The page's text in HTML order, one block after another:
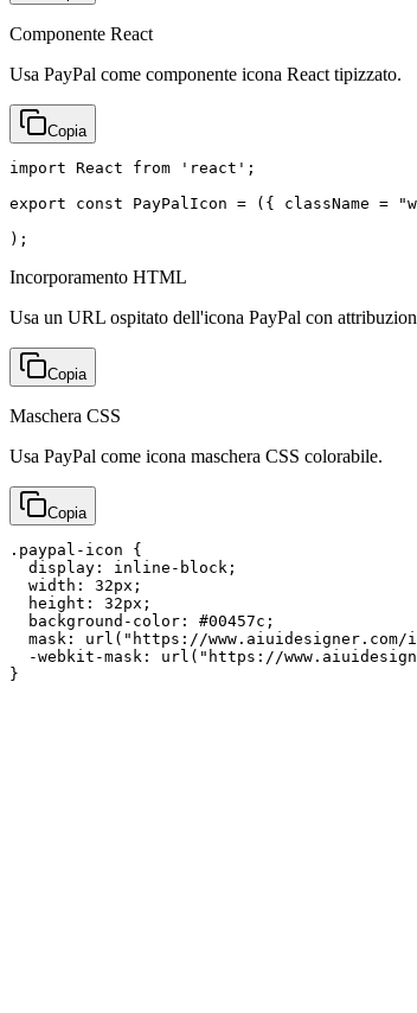
Componente React
Usa PayPal come componente icona React tipizzato.
Copia
import React from 'react';
export const PayPalIcon = ({ className
);
Incorporamento HTML
Usa un URL ospitato dell'icona PayPal con
Copia
Maschera CSS
Usa PayPal come icona maschera CSS colorabile.
Copia
.paypal-icon {
  display: inline-block;
  width: 32px;
  height: 32px;
  background-color: #00457c;
mask: url("https://
-webkit-mask: url("https://
}